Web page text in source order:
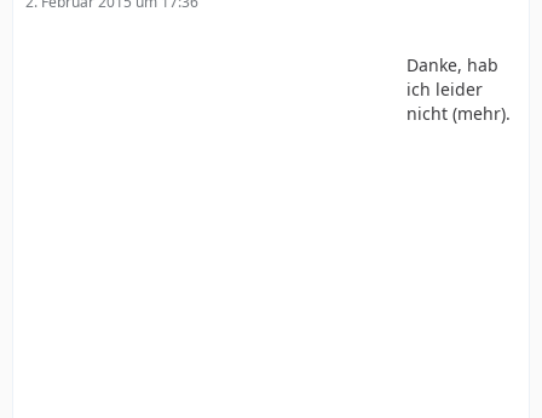
Danke, hab
ich leider
nicht (mehr).